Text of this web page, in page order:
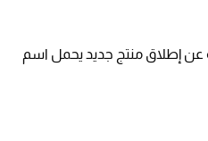
عن إطلاق منتج جديد يحمل اسم